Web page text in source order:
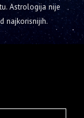
Astrologija nije
najkorisnijih.